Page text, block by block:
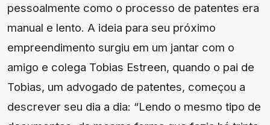
pessoalmente como o processo de patentes era
manual e lento. A ideia para seu próximo
empreendimento surgiu em um jantar com o
amigo e colega Tobias Estreen, quando o pai de
Tobias, um advogado de patentes, começou a
descrever seu dia a dia: “Lendo o mesmo tipo de